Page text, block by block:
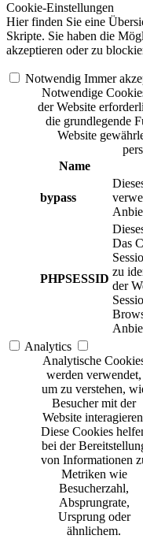
Cookie-Einstellungen
Hier finden Sie eine
Skripte. Sie haben die
akzeptieren oder zu
Notwendig Immer
Notwendige
der Website
die grundlegende
Website
Name
bypass
PHPSESSID
Das
zu
der
Analytics
Analytische
werden verwendet,
um zu verstehen,
Besucher mit der
Website
Diese Cookies
bei der
von Informationen
Metriken wie
Besucherzahl,
Absprungrate,
Ursprung oder
ähnlichem.